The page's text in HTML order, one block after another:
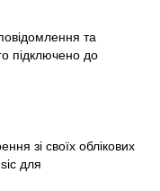
та
підключено до
зі своїх облікових
для